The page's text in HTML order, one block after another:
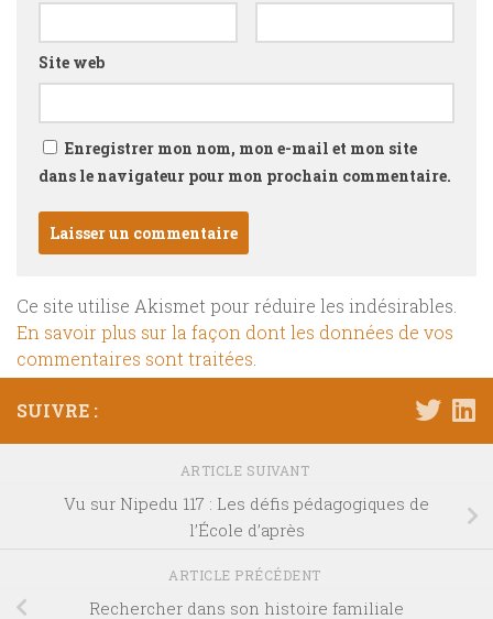
Site web
Enregistrer mon nom, mon e-mail et mon site
dans le navigateur pour mon prochain commentaire.
Ce site utilise Akismet pour réduire les indésirables.
En savoir plus sur la façon dont les données de vos
commentaires sont traitées
SUIVRE :
ARTICLE SUIVANT
Vu sur Nipedu 117 : Les défis pédagogiques de
l’École d’après
ARTICLE PRÉCÉDENT
Rechercher dans son histoire familiale